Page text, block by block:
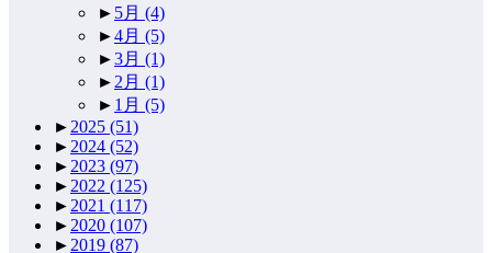
► 5月 (4)
►4月 (5)
►3月 (1)
► 2月 (1)
► 1月 (5)
► 2025 (51)
► 2024 (52)
► 2023 (97)
► 2022 (125)
► 2021 (117)
► 2020 (107)
► 2019 (87)